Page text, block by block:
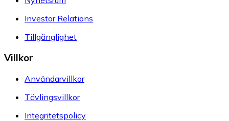
Investor Relations
Tillgänglighet
Villkor
Användarvillkor
Tävlingsvillkor
Integritetspolicy